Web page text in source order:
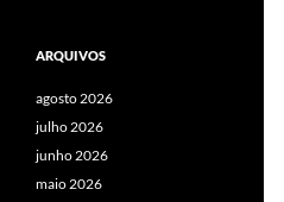
ARQUIVOS
agosto 2026
julho 2026
junho 2026
maio 2026